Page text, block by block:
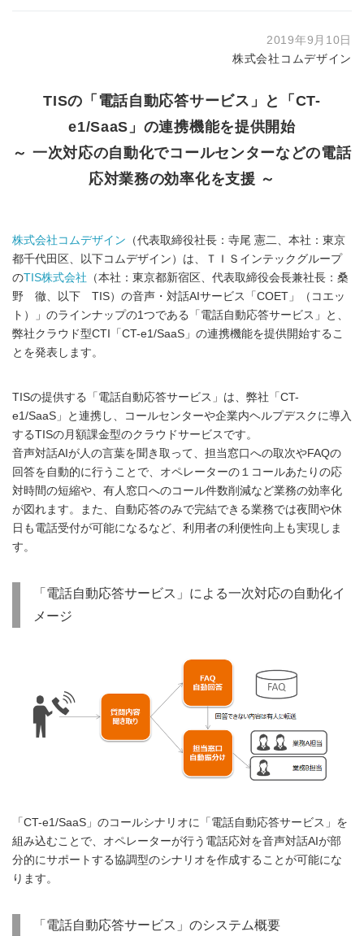
2019年9月10日
株式会社コムデザイン
TISの「電話自動応答サービス」と「CT-
e1/SaaS」の連携機能を提供開始
～ 一次対応の自動化でコールセンターなどの電話
応対業務の効率化を支援 ～
株式会社コムデザイン （代表取締役社長：寺尾 憲二、本社：東京
都千代田区、以下コムデザイン）は、ＴＩＳインテックグループ
のTIS株式会社 （本社：東京都新宿区、代表取締役会長兼社長：桑
野 徹、以下 TIS）の音声・対話AIサービス「COET」（コエッ
ト）」のラインナップの1つである「電話自動応答サービス」と、
弊社クラウド型CTI「CT-e1/SaaS」の連携機能を提供開始するこ
とを発表します。
TISの提供する「電話自動応答サービス」は、弊社「CT-
e1/SaaS」と連携し、コールセンターや企業内ヘルプデスクに導入
するTISの月額課金型のクラウドサービスです。
音声対話AIが人の言葉を聞き取って、担当窓口への取次やFAQの
回答を自動的に行うことで、オペレーターの１コールあたりの応
対時間の短縮や、有人窓口へのコール件数削減など業務の効率化
が図れます。また、自動応答のみで完結できる業務では夜間や休
日も電話受付が可能になるなど、利用者の利便性向上も実現しま
す。
「電話自動応答サービス」による一次対応の自動化イ
メージ
「CT-e1/SaaS」のコールシナリオに「電話自動応答サービス」を
組み込むことで、オペレーターが行う電話応対を音声対話AIが部
分的にサポートする協調型のシナリオを作成することが可能にな
ります。
「電話自動応答サービス」のシステム概要